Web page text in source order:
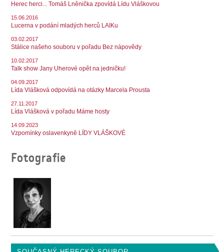
Herec herci... Tomáš Lněnička zpovídá Lídu Vláškovou
15.06.2016
Lucerna v podání mladých herců LAIKu
03.02.2017
Stálice našeho souboru v pořadu Bez nápovědy
10.02.2017
Talk show Jany Uherové opět na jedničku!
04.09.2017
Lída Vlášková odpovídá na otázky Marcela Prousta
27.11.2017
Lída Vlášková v pořadu Máme hosty
14.09.2023
Vzpomínky oslavenkyně LÍDY VLÁŠKOVÉ
Fotografie